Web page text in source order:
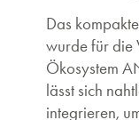
Das
wurde für die
Ökosystem
lässt sich
integrieren,